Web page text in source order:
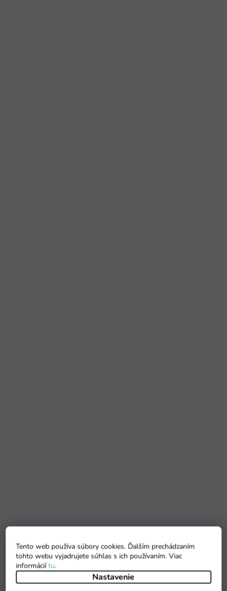
Tento web používa súbory cookies. Ďalším prechádzaním
tohto webu vyjadrujete súhlas s ich používaním. Viac
informáciítu.
Nastavenie